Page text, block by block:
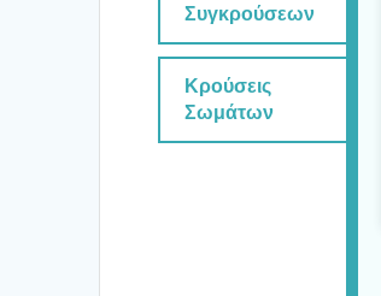
Συγκρού­σε­ων
Κρού­σεις
Σωμά­των